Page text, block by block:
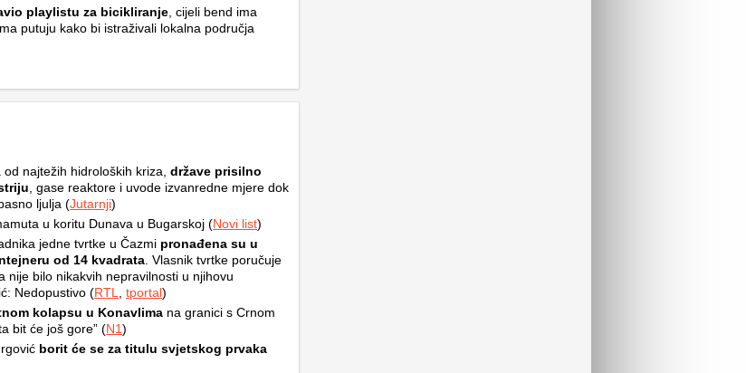
playlistu za bicikliranje , cijeli bend ima
putuju kako bi istraživali lokalna područja
najtežih hidroloških kriza, države prisilno
, gase reaktore i uvode izvanredne mjere dok
ljulja (Jutarnji)
u koritu Dunava u Bugarskoj (Novi list)
jedne tvrtke u Čazmi pronađena su u
od 14 kvadrata . Vlasnik tvrtke poručuje
nije bilo nikakvih nepravilnosti u njihovu
Nedopustivo (RTL tportal)
kolapsu u Konavlima na granici s Crnom
bit će još gore” (N1)
borit će se za titulu svjetskog prvaka